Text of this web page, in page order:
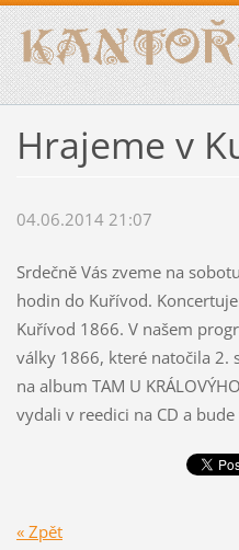
Hrajeme v
04.06.2014 21:07
Srdečně Vás zveme na
hodin do Kuřívod.
Kuřívod 1866. V našem
války 1866, které natočila 2.
na album TAM U
vydali v reedici na CD a
« Zpět